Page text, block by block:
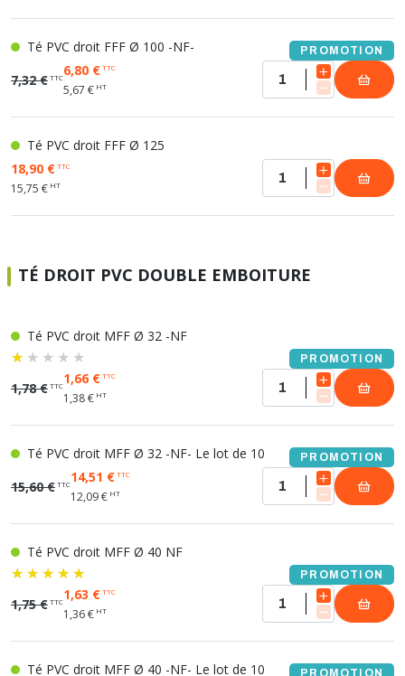
Té PVC droit FFF Ø 100 -NF- PROMOTION
7,32 €TTC6,80 €TTC
5,67 € HT
Té PVC droit FFF Ø 125
18,90 €TTC
15,75 € HT
TÉ DROIT PVC DOUBLE EMBOITURE
Té PVC droit MFF Ø 32 -NF
PROMOTION
1,78 €TTC1,66 €TTC
1,38 € HT
Té PVC droit MFF Ø 32 -NF- Le lot de 10 PROMOTION
15,60 €TTC14,51 €TTC
12,09 € HT
Té PVC droit MFF Ø 40 NF
PROMOTION
1,75 €TTC1,63 €TTC
1,36 € HT
Té PVC droit MFF Ø 40 -NF- Le lot de 10 PROMOTION